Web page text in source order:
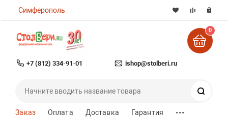
Симферополь
+7 (812) 334-91-01 ishop@stolberi.ru
0
Заказ Оплата Доставка Гарантия ...